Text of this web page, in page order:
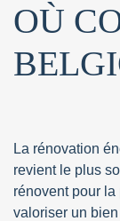
OÙ
La rénovation
revient le plus
rénovent pour
valoriser un